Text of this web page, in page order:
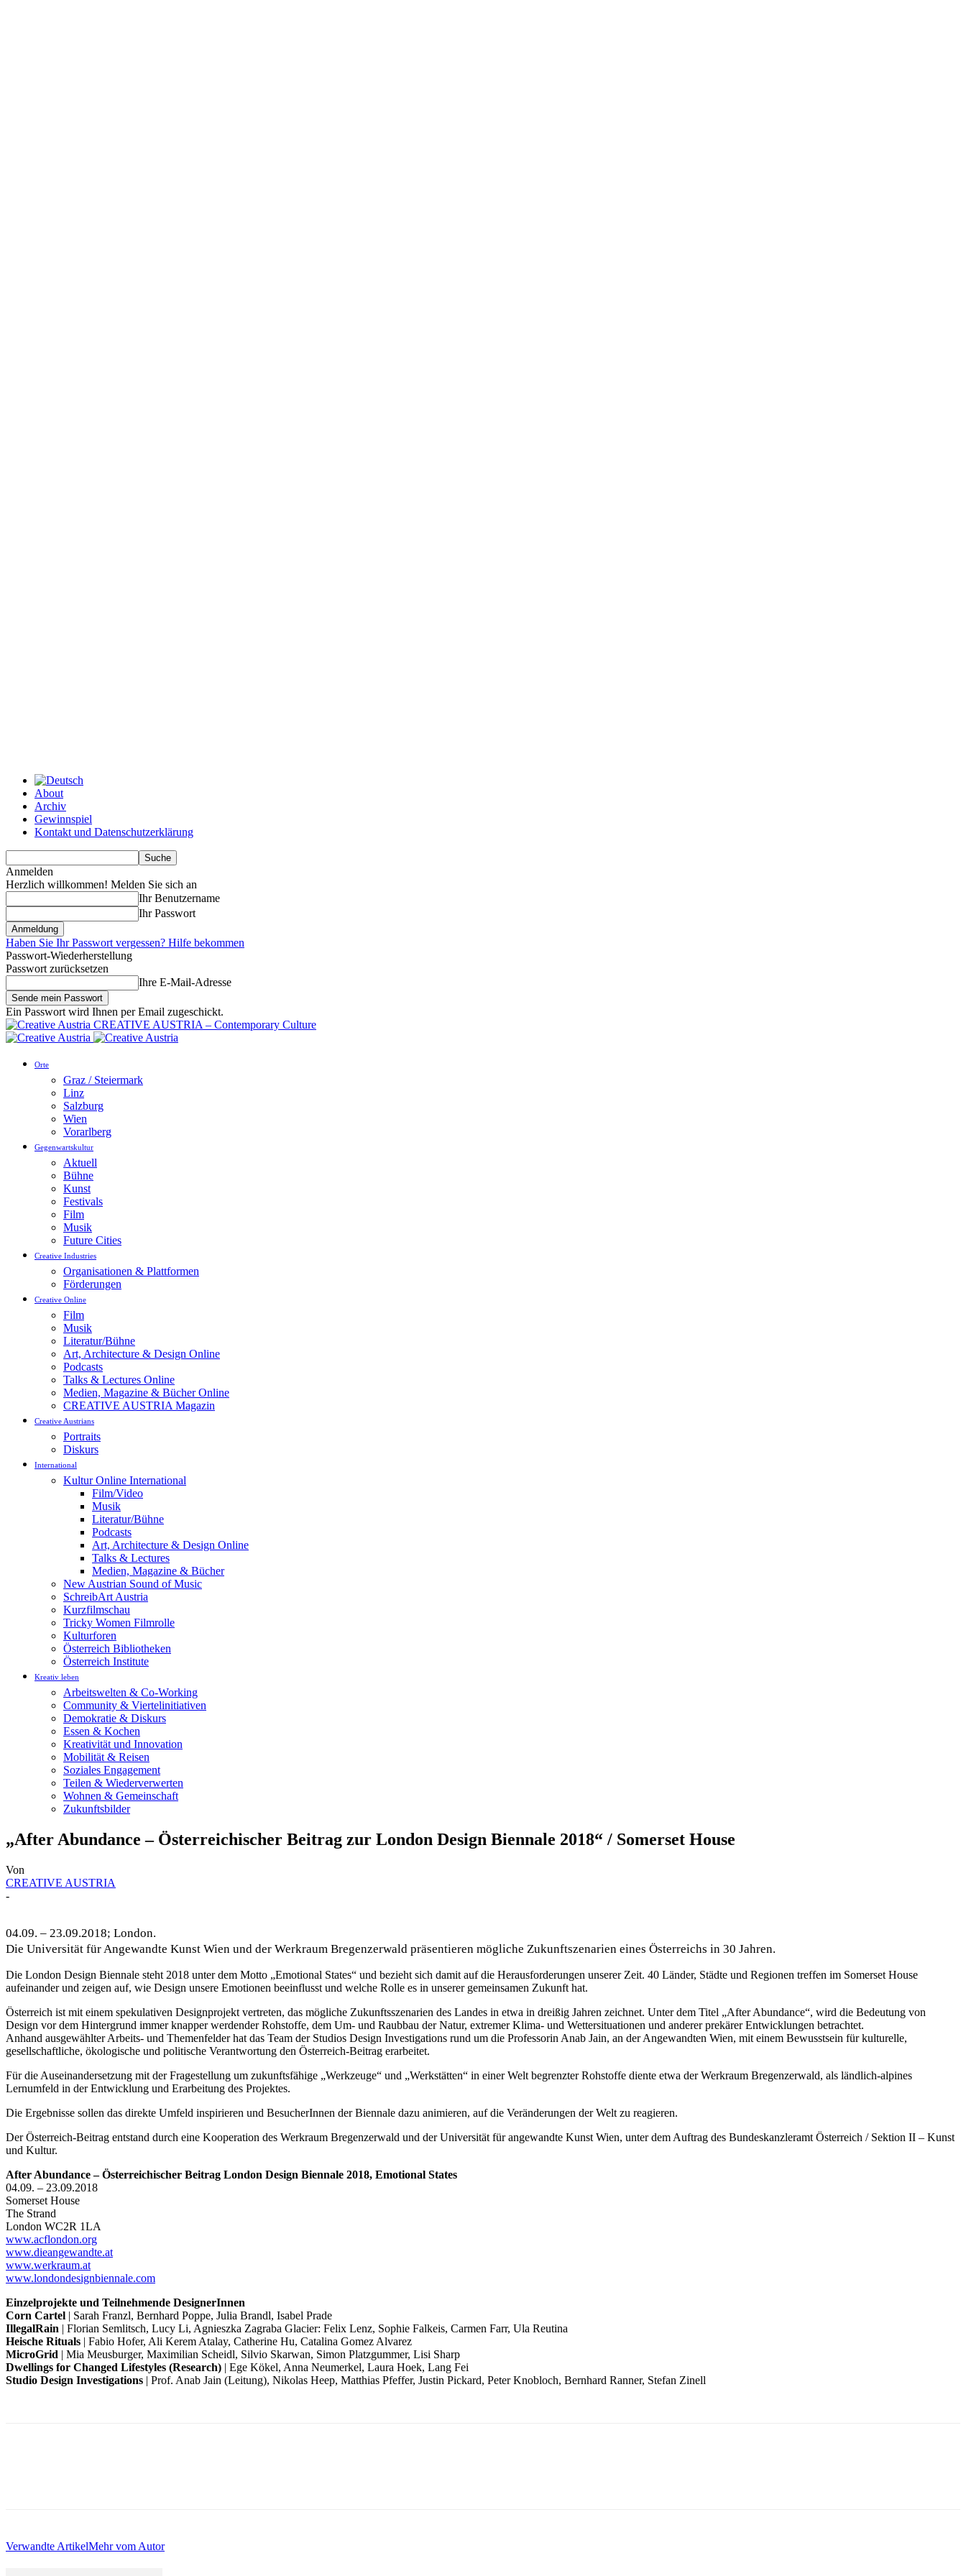
About
Archiv
Gewinnspiel
Kontakt und Datenschutzerklärung
Anmelden
Herzlich willkommen! Melden Sie sich an
Ihr Benutzername
Ihr Passwort
Haben Sie Ihr Passwort vergessen? Hilfe bekommen
Passwort-Wiederherstellung
Passwort zurücksetzen
Ihre E-Mail-Adresse
Ein Passwort wird Ihnen per Email zugeschickt.
CREATIVE AUSTRIA – Contemporary Culture
Orte
Graz / Steiermark
Linz
Salzburg
Wien
Vorarlberg
Gegenwartskultur
Aktuell
Bühne
Kunst
Festivals
Film
Musik
Future Cities
Creative Industries
Organisationen & Plattformen
Förderungen
Creative Online
Film
Musik
Literatur/Bühne
Art, Architecture & Design Online
Podcasts
Talks & Lectures Online
Medien, Magazine & Bücher Online
CREATIVE AUSTRIA Magazin
Creative Austrians
Portraits
Diskurs
International
Kultur Online International
Film/Video
Musik
Literatur/Bühne
Podcasts
Art, Architecture & Design Online
Talks & Lectures
Medien, Magazine & Bücher
New Austrian Sound of Music
SchreibArt Austria
Kurzfilmschau
Tricky Women Filmrolle
Kulturforen
Österreich Bibliotheken
Österreich Institute
Kreativ leben
Arbeitswelten & Co-Working
Community & Viertelinitiativen
Demokratie & Diskurs
Essen & Kochen
Kreativität und Innovation
Mobilität & Reisen
Soziales Engagement
Teilen & Wiederverwerten
Wohnen & Gemeinschaft
Zukunftsbilder
„After Abundance – Österreichischer Beitrag zur London Design Biennale 2018“ / Somerset House
Von
CREATIVE AUSTRIA
-
04.09. – 23.09.2018; London.
Die Universität für Angewandte Kunst Wien und der Werkraum Bregenzerwald präsentieren mögliche Zukunftszenarien eines Österreichs in 30 Jahren.
Die London Design Biennale steht 2018 unter dem Motto „Emotional States“ und bezieht sich damit auf die Herausforderungen unserer Zeit. 40 Länder, Städte und Regionen treffen im Somerset House
aufeinander und zeigen auf, wie Design unsere Emotionen beeinflusst und welche Rolle es in unserer gemeinsamen Zukunft hat.
Österreich ist mit einem spekulativen Designprojekt vertreten, das mögliche Zukunftsszenarien des Landes in etwa in dreißig Jahren zeichnet. Unter dem Titel „After Abundance“, wird die Bedeutung von
Design vor dem Hintergrund immer knapper werdender Rohstoffe, dem Um- und Raubbau der Natur, extremer Klima- und Wettersituationen und anderer prekärer Entwicklungen betrachtet.
Anhand ausgewählter Arbeits- und Themenfelder hat das Team der Studios Design Investigations rund um die Professorin Anab Jain, an der Angewandten Wien, mit einem Bewusstsein für kulturelle,
gesellschaftliche, ökologische und politische Verantwortung den Österreich-Beitrag erarbeitet.
Für die Auseinandersetzung mit der Fragestellung um zukunftsfähige „Werkzeuge“ und „Werkstätten“ in einer Welt begrenzter Rohstoffe diente etwa der Werkraum Bregenzerwald, als ländlich-alpines
Lernumfeld in der Entwicklung und Erarbeitung des Projektes.
Die Ergebnisse sollen das direkte Umfeld inspirieren und BesucherInnen der Biennale dazu animieren, auf die Veränderungen der Welt zu reagieren.
Der Österreich-Beitrag entstand durch eine Kooperation des Werkraum Bregenzerwald und der Universität für angewandte Kunst Wien, unter dem Auftrag des Bundeskanzleramt Österreich / Sektion II – Kunst
und Kultur.
After Abundance – Österreichischer Beitrag London Design Biennale 2018, Emotional States
04.09. – 23.09.2018
Somerset House
The Strand
London WC2R 1LA
www.acflondon.org
www.dieangewandte.at
www.werkraum.at
www.londondesignbiennale.com
Einzelprojekte und Teilnehmende DesignerInnen
Corn Cartel | Sarah Franzl, Bernhard Poppe, Julia Brandl, Isabel Prade
IllegalRain | Florian Semlitsch, Lucy Li, Agnieszka Zagraba Glacier: Felix Lenz, Sophie Falkeis, Carmen Farr, Ula Reutina
Heische Rituals | Fabio Hofer, Ali Kerem Atalay, Catherine Hu, Catalina Gomez Alvarez
MicroGrid | Mia Meusburger, Maximilian Scheidl, Silvio Skarwan, Simon Platzgummer, Lisi Sharp
Dwellings for Changed Lifestyles (Research) | Ege Kökel, Anna Neumerkel, Laura Hoek, Lang Fei
Studio Design Investigations | Prof. Anab Jain (Leitung), Nikolas Heep, Matthias Pfeffer, Justin Pickard, Peter Knobloch, Bernhard Ranner, Stefan Zinell
Verwandte ArtikelMehr vom Autor